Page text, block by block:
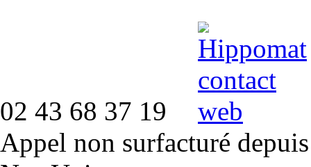
02 43 68 37 19
Appel non surfacturé